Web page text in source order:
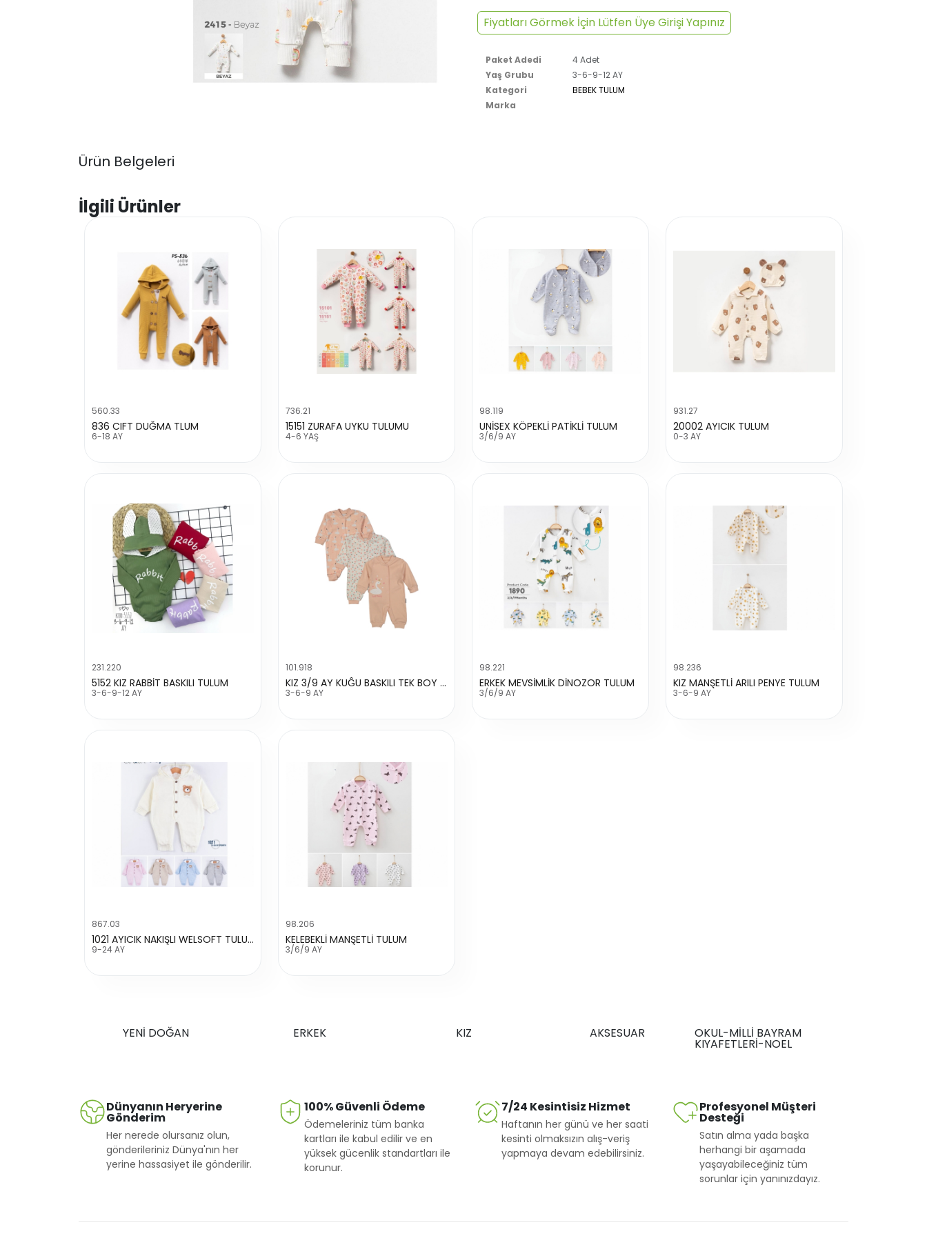
Fiyatları Görmek İçin Lütfen Üye Girişi Yapınız
Paket Adedi
4 Adet
Yaş Grubu
3-6-9-12 AY
Kategori
BEBEK TULUM
Marka
Ürün Belgeleri
İlgili Ürünler
560.33
836 CIFT DUĞMA TLUM
6-18 AY
736.21
15151 ZURAFA UYKU TULUMU
4-6 YAŞ
98.119
UNİSEX KÖPEKLİ PATİKLİ TULUM
3/6/9 AY
931.27
20002 AYICIK TULUM
0-3 AY
231.220
5152 KIZ RABBİT BASKILI TULUM
3-6-9-12 AY
101.918
KIZ 3/9 AY KUĜU BASKILI TEK BOY TULUM
3-6-9 AY
98.221
ERKEK MEVSİMLİK DİNOZOR TULUM
3/6/9 AY
98.236
KIZ MANŞETLİ ARILI PENYE TULUM
3-6-9 AY
867.03
1021 AYICIK NAKIŞLI WELSOFT TULUM
9-24 AY
98.206
KELEBEKLİ MANŞETLİ TULUM
3/6/9 AY
YENİ DOĞAN ERKEK KIZ AKSESUAR OKUL-MİLLİ BAYRAM
KIYAFETLERİ-NOEL
Dünyanın Heryerine
Gönderim
Her nerede olursanız olun,
gönderileriniz Dünya'nın her
yerine hassasiyet ile gönderilir.
100% Güvenli Ödeme
Ödemeleriniz tüm banka
kartları ile kabul edilir ve en
yüksek gücenlik standartları ile
korunur.
7/24 Kesintisiz Hizmet
Haftanın her günü ve her saati
kesinti olmaksızın alış-veriş
yapmaya devam edebilirsiniz.
Profesyonel Müşteri
Desteği
Satın alma yada başka
herhangi bir aşamada
yaşayabileceğiniz tüm
sorunlar için yanınızdayız.